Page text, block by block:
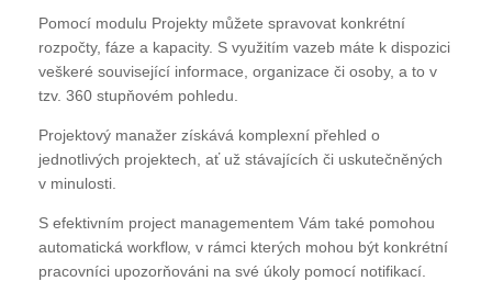
Pomocí modulu Projekty můžete spravovat konkrétní
rozpočty, fáze a kapacity. S využitím vazeb máte k dispozici
veškeré související informace, organizace či osoby, a to v
tzv. 360 stupňovém pohledu.
Projektový manažer získává komplexní přehled o
jednotlivých projektech, ať už stávajících či uskutečněných
v minulosti.
S efektivním project managementem Vám také pomohou
automatická workflow, v rámci kterých mohou být konkrétní
pracovníci upozorňováni na své úkoly pomocí notifikací.